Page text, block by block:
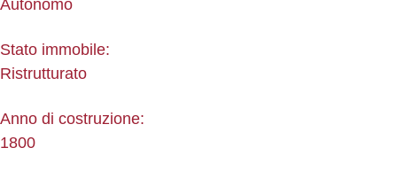
Autonomo
Stato immobile:
Ristrutturato
Anno di costruzione:
1800